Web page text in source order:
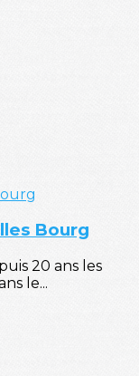
Bourg
20 ans les
le...